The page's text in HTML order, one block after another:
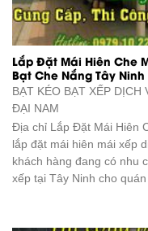
Lắp Đặt Mái Hiên Che
Bạt Che Nắng Tây Ninh
BẠT KÉO BẠT XẾP
ĐẠI NAM
Địa chỉ Lắp Đặt Mái Hiên
lắp đặt mái hiên mái xếp
khách hàng đang có nhu
xếp tại Tây Ninh cho